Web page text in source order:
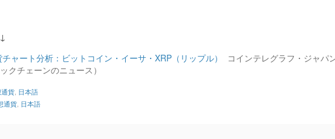
ャート分析：ビットコイン・イーサ・XRP（リップル）
コインテレグラフ・ジャパ
クチェーンのニュース）
貨 日本語
通貨 日本語